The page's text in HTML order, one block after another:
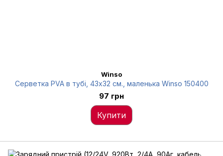
Winso
Серветка PVA в тубі, 43x32 см., маленька Winso 150400
97 грн
Купити